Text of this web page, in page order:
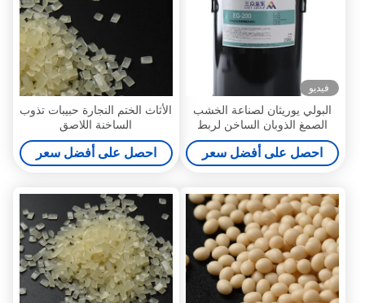
فيديو
البولي يوريثان لصناعة الخشب
الصمغ الذوبان الساخن لربط
الحافة
احصل على أفضل سعر
الأثاث الختم النجارة حبيبات تذوب
الساخنة اللاصق
احصل على أفضل سعر